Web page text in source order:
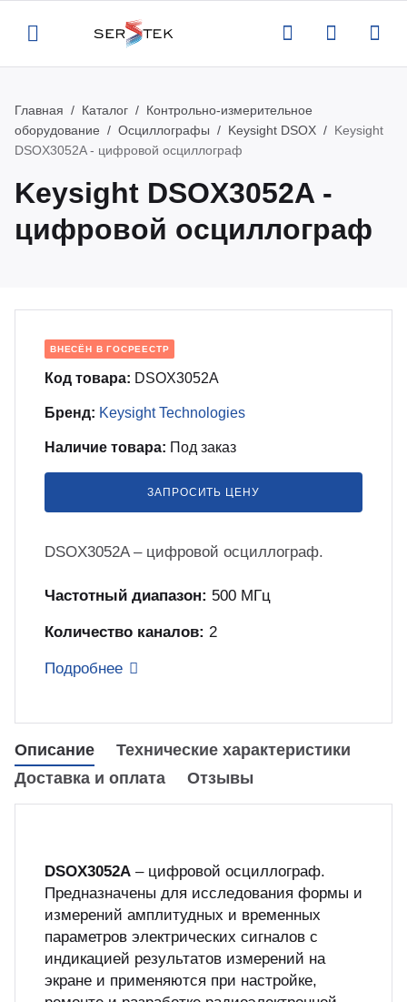
Назад
Назад
измерительное
оборудование
и антистатическая
Назад
и аттестация поставляемого
измерений по задаче
ПО для автоматизации
измерительного оборудования
безопасной и эффективной
с оборудованием
Назад
Главная Каталог
Контрольно-измерительное
оборудование
Осциллографы Keysight DSOX
Keysight
DSOX3052A - цифровой осциллограф
Keysight DSOX3052A -
цифровой осциллограф
ВНЕСЁН В ГОСРЕЕСТР
Код товара: DSOX3052A
Бренд: Keysight Technologies
Наличие товара: Под заказ
ЗАПРОСИТЬ ЦЕНУ
DSOX3052A – цифровой осциллограф.
Частотный диапазон: 500 МГц
Количество каналов: 2
Подробнее
Описание
Технические характеристики
Доставка и оплата
Отзывы
DSOX3052A – цифровой осциллограф.
Предназначены для исследования формы и
измерений амплитудных и временных
параметров электрических сигналов с
индикацией результатов измерений на
экране и применяются при настройке,